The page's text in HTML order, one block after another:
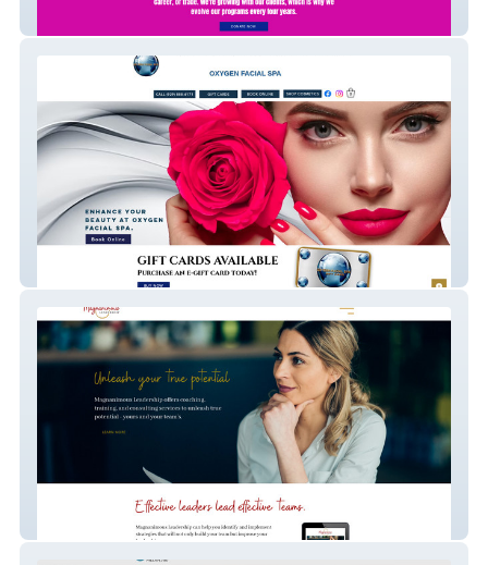
Advising Generation Z
Oxygen Facial Spa
Magnanimous Leader